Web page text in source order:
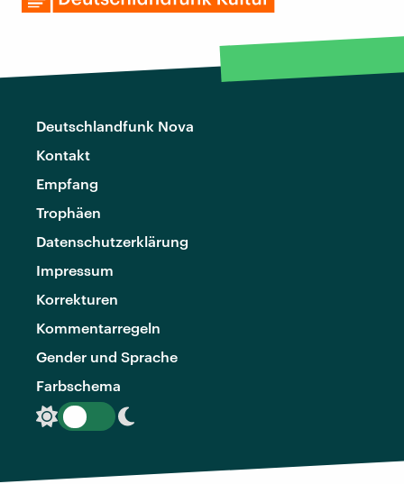
Deutschlandfunk Nova
Kontakt
Empfang
Trophäen
Datenschutzerklärung
Impressum
Korrekturen
Kommentarregeln
Gender und Sprache
Farbschema